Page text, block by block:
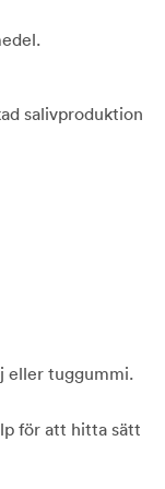
salivproduktion
eller tuggummi.
för att hitta sätt